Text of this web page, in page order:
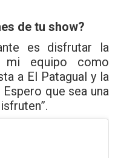
de tu show?
es disfrutar la
mi equipo como
a El Patagual y la
que sea una